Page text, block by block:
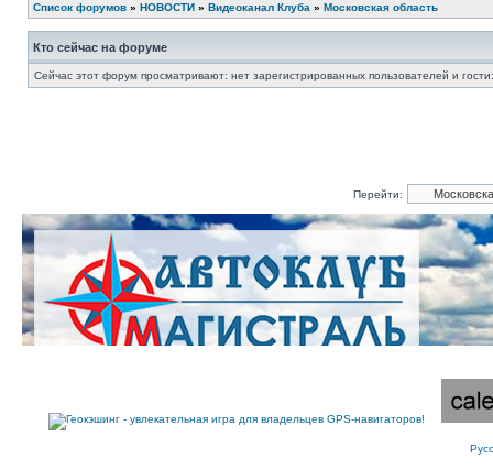
Список форумов » НОВОСТИ » Видеоканал Клуба » Московская область
Кто сейчас на форуме
Сейчас этот форум просматривают: нет зарегистрированных пользователей и
Перейти: